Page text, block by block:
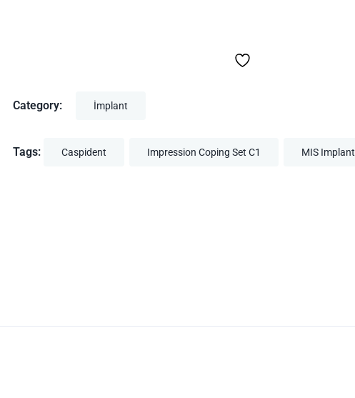
Category: İmplant
Tags: Caspident Impression Coping Set C1 MIS Implant